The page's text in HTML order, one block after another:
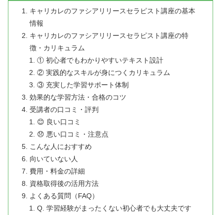
キャリカレのファシアリリースセラピスト講座の基本
情報
キャリカレのファシアリリースセラピスト講座の特
徴・カリキュラム
① 初心者でもわかりやすいテキスト設計
② 実践的なスキルが身につくカリキュラム
③ 充実した学習サポート体制
効果的な学習方法・合格のコツ
受講者の口コミ・評判
😊 良い口コミ
😞 悪い口コミ・注意点
こんな人におすすめ
向いていない人
費用・料金の詳細
資格取得後の活用方法
よくある質問（FAQ）
Q. 学習経験がまったくない初心者でも大丈夫です